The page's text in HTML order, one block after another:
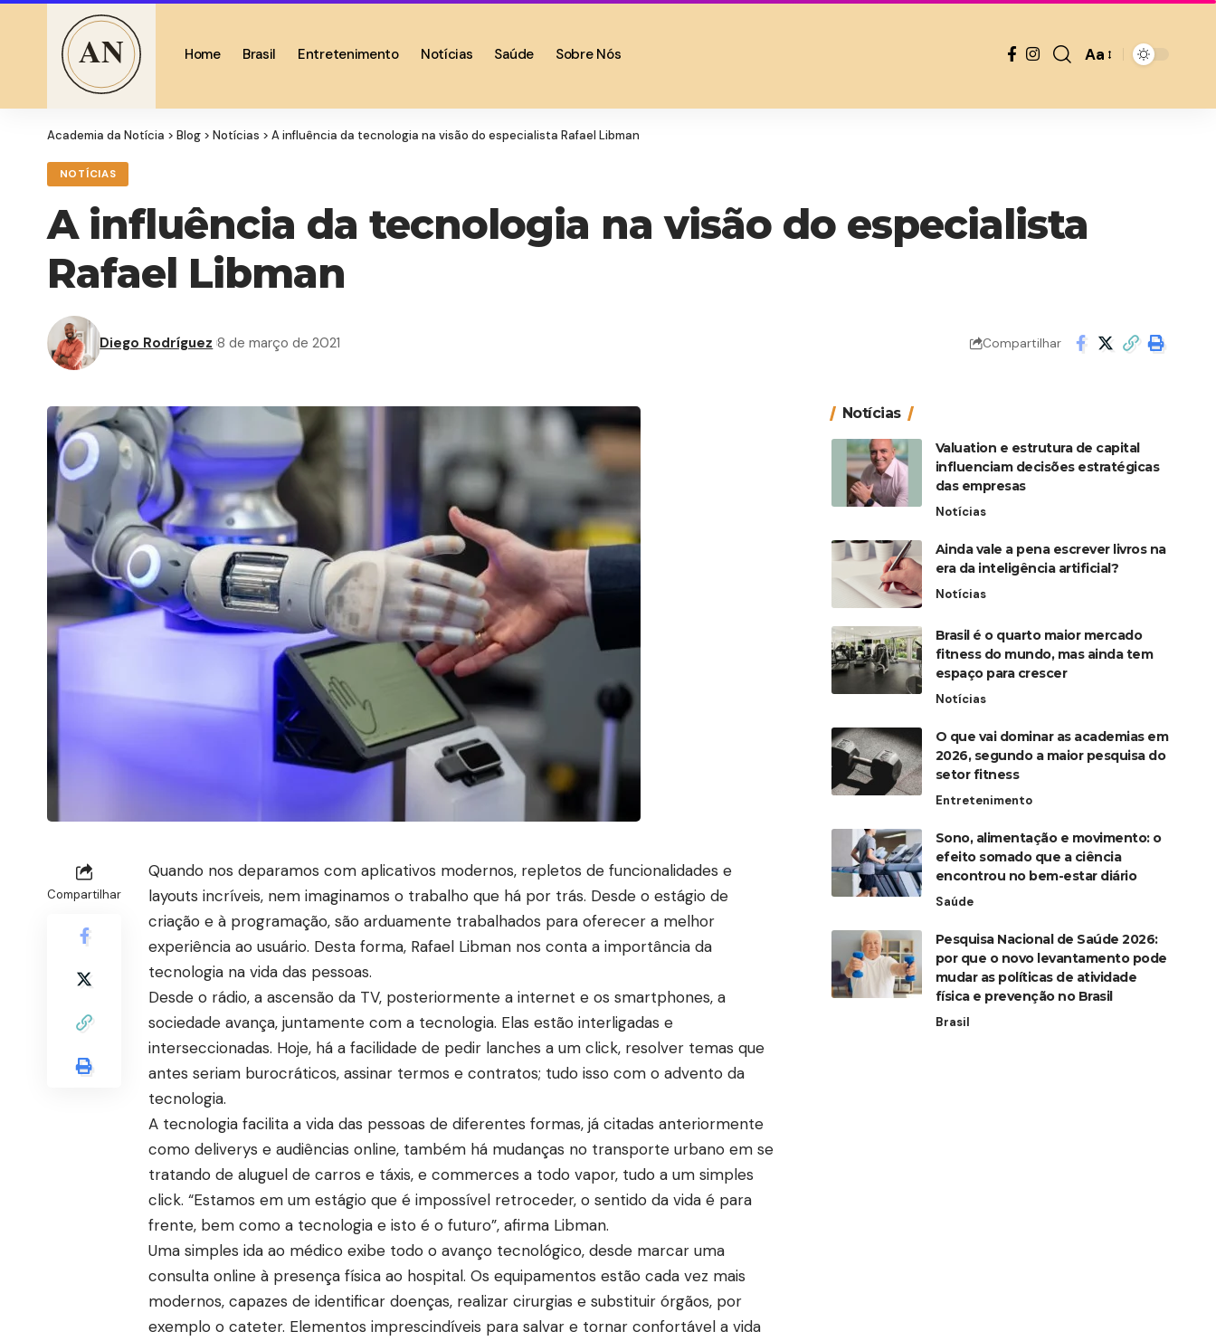
Home Brasil Entretenimento Notícias Saúde Sobre Nós
Font
Aa
Academia da Notícia > Blog > Notícias > A influência da tecnologia na visão do especialista Rafael Libman
NOTÍCIAS
A influência da tecnologia na visão do especialista
Rafael Libman
Diego Rodríguez 8 de março de 2021 Compartilhar
Compartilhar
Quando nos deparamos com aplicativos modernos, repletos de funcionalidades e
layouts incríveis, nem imaginamos o trabalho que há por trás. Desde o estágio de
criação e à programação, são arduamente trabalhados para oferecer a melhor
experiência ao usuário. Desta forma, Rafael Libman nos conta a importância da
tecnologia na vida das pessoas.
Desde o rádio, a ascensão da TV, posteriormente a internet e os smartphones, a
sociedade avança, juntamente com a tecnologia. Elas estão interligadas e
interseccionadas. Hoje, há a facilidade de pedir lanches a um click, resolver temas que
antes seriam burocráticos, assinar termos e contratos; tudo isso com o advento da
tecnologia.
A tecnologia facilita a vida das pessoas de diferentes formas, já citadas anteriormente
como deliverys e audiências online, também há mudanças no transporte urbano em se
tratando de aluguel de carros e táxis, e commerces a todo vapor, tudo a um simples
click. “Estamos em um estágio que é impossível retroceder, o sentido da vida é para
frente, bem como a tecnologia e isto é o futuro”, afirma Libman.
Uma simples ida ao médico exibe todo o avanço tecnológico, desde marcar uma
consulta online à presença física ao hospital. Os equipamentos estão cada vez mais
modernos, capazes de identificar doenças, realizar cirurgias e substituir órgãos, por
exemplo o cateter. Elementos imprescindíveis para salvar e tornar confortável a vida
Notícias
Valuation e estrutura de capital
influenciam decisões estratégicas
das empresas
Notícias
Ainda vale a pena escrever livros na
era da inteligência artificial?
Notícias
Brasil é o quarto maior mercado
fitness do mundo, mas ainda tem
espaço para crescer
Notícias
O que vai dominar as academias em
2026, segundo a maior pesquisa do
setor fitness
Entretenimento
Sono, alimentação e movimento: o
efeito somado que a ciência
encontrou no bem-estar diário
Saúde
Pesquisa Nacional de Saúde 2026:
por que o novo levantamento pode
mudar as políticas de atividade
física e prevenção no Brasil
Brasil